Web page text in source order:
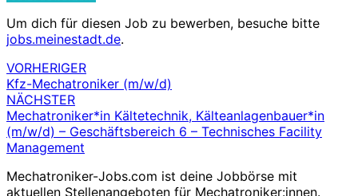
Um dich für diesen Job zu bewerben, besuche bitte
jobs.meinestadt.de.
Beitragsnavigation
VORHERIGER
Kfz-Mechatroniker (m/w/d)
NÄCHSTER
Mechatroniker*in Kältetechnik, Kälteanlagenbauer*in
(m/w/d) – Geschäftsbereich 6 – Technisches Facility
Management
Mechatroniker-Jobs.com ist deine Jobbörse mit
aktuellen Stellenangeboten für Mechatroniker:innen.